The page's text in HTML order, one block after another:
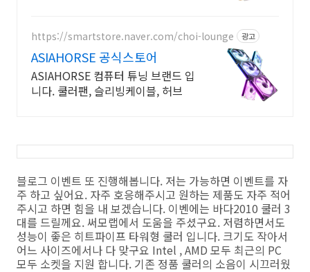
https://smartstore.naver.com/choi-lounge 광고
ASIAHORSE 공식스토어
ASIAHORSE 컴퓨터 튜닝 브랜드 입
니다. 쿨러팬, 슬리빙케이블, 허브
블로그 이벤트 또 진행해봅니다. 저는 가능하면 이벤트를 자
주 하고 싶어요. 자주 호응해주시고 원하는 제품도 자주 적어
주시고 하면 힘을 내 보겠습니다. 이벤에는 바다2010 쿨러 3
대를 드릴께요. 써모랩에서 도움을 주셨구요. 저렴하면서도
성능이 좋은 히트파이프 타워형 쿨러 입니다. 크기도 작아서
어느 사이즈에서나 다 맞구요 Intel , AMD 모두 최근의 PC
모두 소켓을 지원 합니다. 기존 정품 쿨러의 소음이 시끄러웠